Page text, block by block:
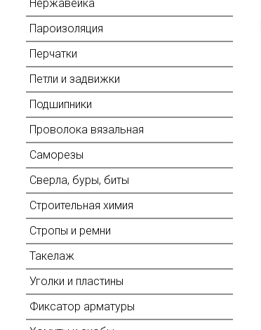
Нержавейка
Пароизоляция
Перчатки
Петли и задвижки
Подшипники
Проволока вязальная
Саморезы
Сверла, буры, биты
Строительная химия
Стропы и ремни
Такелаж
Уголки и пластины
Фиксатор арматуры